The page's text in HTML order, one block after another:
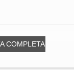
COMPLETA